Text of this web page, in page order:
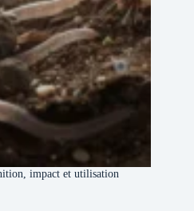
impact et utilisation